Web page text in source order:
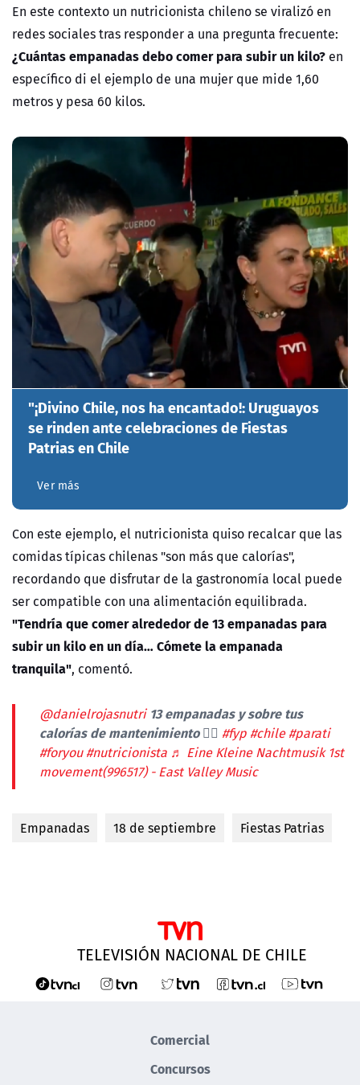
En este contexto un nutricionista chileno se viralizó en
redes sociales tras responder a una pregunta frecuente:
¿Cuántas empanadas debo comer para subir un kilo? en
específico di el ejemplo de una mujer que mide 1,60
metros y pesa 60 kilos.
"¡Divino Chile, nos ha encantado!: Uruguayos
se rinden ante celebraciones de Fiestas
Patrias en Chile
Ver más
Con este ejemplo, el nutricionista quiso recalcar que las
comidas típicas chilenas "son más que calorías",
recordando que disfrutar de la gastronomía local puede
ser compatible con una alimentación equilibrada.
"Tendría que comer alrededor de 13 empanadas para
subir un kilo en un día… Cómete la empanada
tranquila", comentó.
@danielrojasnutri13 empanadas y sobre tus
calorías de mantenimiento 🙂‍↕️ #fyp #chile #parati
#foryou #nutricionista ♬ Eine Kleine Nachtmusik 1st
movement(996517) - East Valley Music
Empanadas 18 de septiembre Fiestas Patrias
TELEVISIÓN NACIONAL DE CHILE
Comercial
Concursos